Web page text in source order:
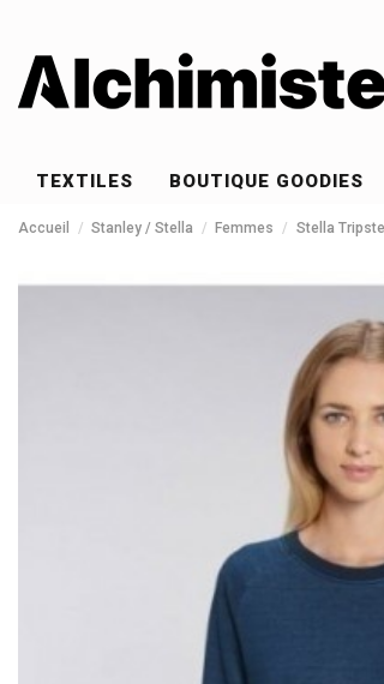
TEXTILES BOUTIQUE GOODIES
Accueil Stanley / Stella Femmes Stella